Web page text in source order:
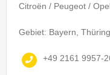
Citroën / Peugeot /
Gebiet: Bayern,
+49 2161 9957-